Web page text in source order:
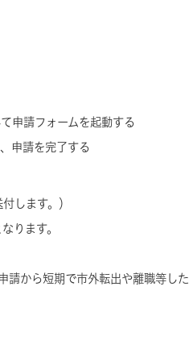
申請フォームを起動する
申請を完了する
します。）
ります。
請から短期で市外転出や離職等した